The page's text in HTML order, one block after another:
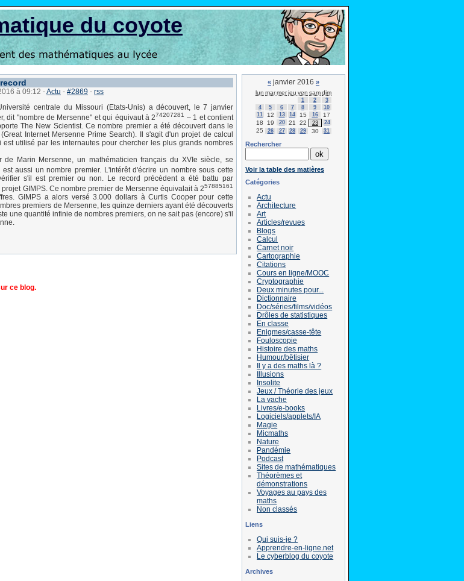
du coyote
à 09:12 -Actu - #2869 - rss
centrale du Missouri (Etats-Unis) a découvert, le 7 janvier
dit "nombre de Mersenne" et qui équivaut à 274207281 – 1 et contient
The New Scientist. Ce nombre premier a été découvert dans le
Internet Mersenne Prime Search). Il s'agit d'un projet de calcul
utilisé par les internautes pour chercher les plus grands nombres
Marin Mersenne, un mathématicien français du XVIe siècle, se
aussi un nombre premier. L'intérêt d'écrire un nombre sous cette
s'il est premier ou non. Le record précèdent a été battu par
GIMPS. Ce nombre premier de Mersenne équivalait à 257885161
GIMPS a alors versé 3.000 dollars à Curtis Cooper pour cette
premiers de Mersenne, les quinze derniers ayant été découverts
une quantité infinie de nombres premiers, on ne sait pas (encore) s'il
ce blog.
« janvier 2016 »
lun marmerjeu ven samdim
1 2
3
4
5 6 7 8 9
10
11
12 13 14 15 16
17
18
19 20 21 22 23 24
25 26 27 28 29 30 31
Rechercher
Voir la table des matières
Catégories
Actu
Architecture
Art
Articles/revues
Blogs
Calcul
Carnet noir
Cartographie
Citations
Cours en ligne/MOOC
Cryptographie
Deux minutes pour...
Dictionnaire
Doc/séries/films/vidéos
Drôles de statistiques
En classe
Enigmes/casse-tête
Fouloscopie
Histoire des maths
Humour/bêtisier
Il y a des maths là ?
Illusions
Insolite
Jeux / Théorie des jeux
La vache
Livres/e-books
Logiciels/applets/IA
Magie
Micmaths
Nature
Pandémie
Podcast
Sites de mathématiques
Théorèmes et
démonstrations
Voyages au pays des
maths
Non classés
Liens
Qui suis-je ?
Apprendre-en-ligne.net
Le cyberblog du coyote
Archives